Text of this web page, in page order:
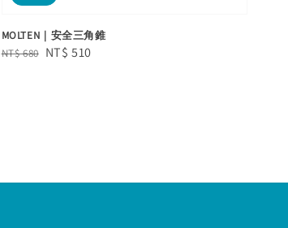
MOLTEN｜安全三角錐
Regular
NT$ 680 Sale
NT$ 510